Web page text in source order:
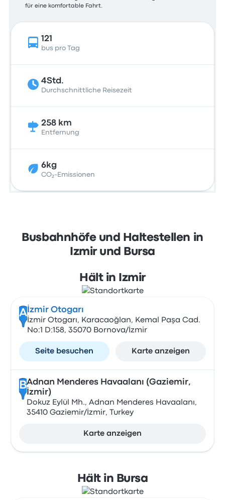
für eine komfortable Fahrt.
121
bus pro Tag
4Std.
Durchschnittliche Reisezeit
258 km
Entfernung
6kg
CO₂-Emissionen
Busbahnhöfe und Haltestellen in
Izmir und Bursa
Hält in Izmir
A İzmir Otogarı
İzmir Otogarı, Karacaoğlan, Kemal Paşa Cad.
No:1 D:158, 35070 Bornova/İzmir
Seite besuchen Karte anzeigen
BAdnan Menderes Havaalanı (Gaziemir,
İzmir)
Dokuz Eylül Mh., Adnan Menderes Havaalanı,
35410 Gaziemir/İzmir, Turkey
Karte anzeigen
Hält in Bursa